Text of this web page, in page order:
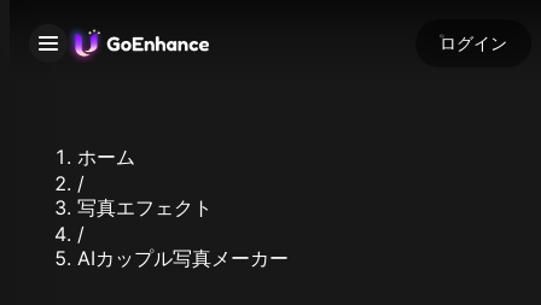
ログイン
ホーム
/
写真エフェクト
/
AIカップル写真メーカー